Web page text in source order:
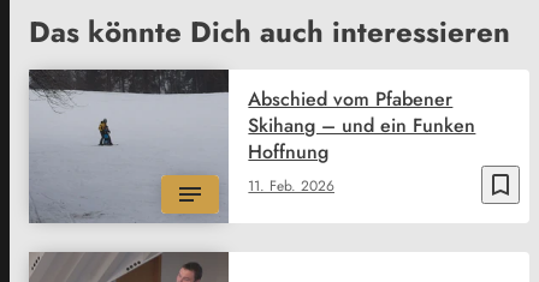
Das könnte Dich auch interessieren
bookmark_border
11. Feb. 2026
Abschied vom Pfabener
Skihang – und ein Funken
Hoffnung